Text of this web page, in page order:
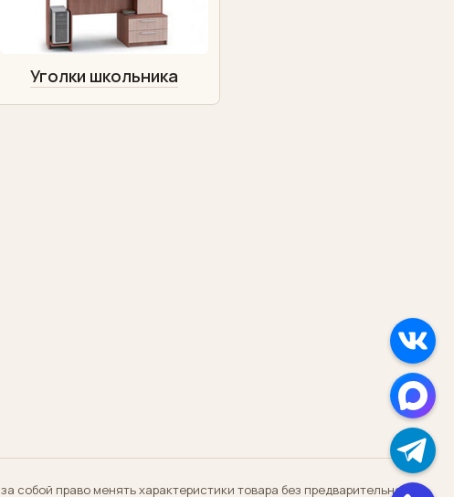
Уголки школьника
право менять характеристики товара без предварительного